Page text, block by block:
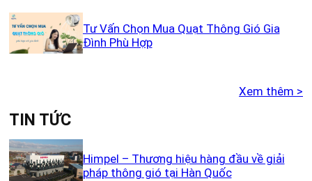
Tư Vấn Chọn Mua Quạt Thông Gió Gia
Đình Phù Hợp
Xem thêm >
TIN TỨC
Himpel – Thương hiệu hàng đầu về giải
pháp thông gió tại Hàn Quốc